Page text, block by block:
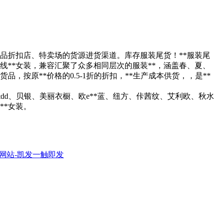
折扣店、特卖场的货源进货渠道。库存服装尾货！**服装尾
**女装，兼容汇聚了众多相同层次的服装**，涵盖春、夏、
品，按原**价格的0.5-1折的折扣，**生产成本供货，，是**
、贝银、美丽衣橱、欧e**蓝、纽方、佧茜纹、艾利欧、秋水
女装。
站-凯发一触即发